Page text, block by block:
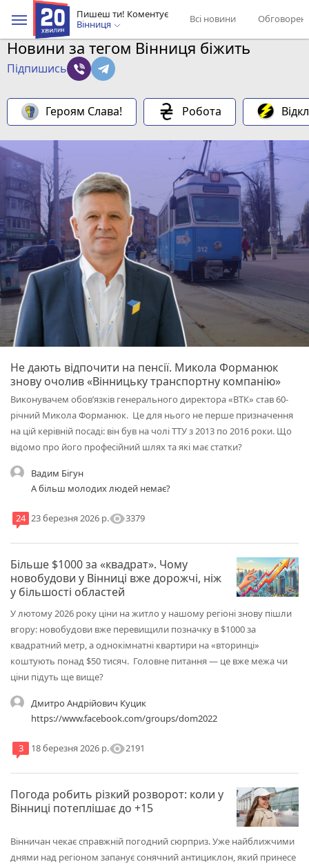
Пишеш ти! Коментує
Вінниця
Всі новини
Новини за тегом Вінниця біжить
Підпишись
Героям Слава! Робота
Не дають відпочити на пенсії. Микола Форманюк
знову очолив «Вінницьку транспортну компанію»
Виконувачем обовʼязків генерального директора «ВТК» став 60-
річний Микола Форманюк. Це для нього не перше призначення
на цій керівній посаді: він був на чолі ТТУ з 2013 по 2016 роки. Що
відомо про його професійний шлях та які має статки?
Вадим Бігун
А більш молодих людей немає?
24 23 березня 2026 р.visibility3379
Більше $1000 за «квадрат». Чому
новобудови у Вінниці вже дорожчі, ніж
у більшості областей
У лютому 2026 року ціни на житло у нашому регіоні знову пішли
вгору: новобудови вже перевищили позначку в $1000 за
квадратний метр, а однокімнатні квартири на «вторинці»
коштують понад $50 тисяч. Головне питання — це вже межа чи
ціни підуть ще вище?
Дмитро Андрійович Куцик
https://www.facebook.com/groups/dom2022
3 18 березня 2026 р.visibility2191
Погода робить різкий розворот: коли у
Вінниці потеплішає до +15
Вінничан чекає справжній погодний сюрприз. Уже найближчими
днями над регіоном запанує сонячний антициклон, який принесе